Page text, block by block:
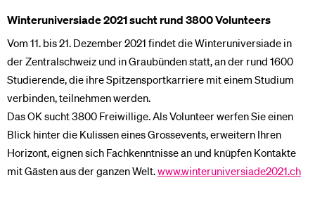
Winteruniversiade 2021 sucht rund 3800 Volunteers
Vom 11. bis 21. Dezember 2021 findet die Winteruniversiade in
der Zentralschweiz und in Graubünden statt, an der rund 1600
Studierende, die ihre Spitzensportkarriere mit einem Studium
verbinden, teilnehmen werden.
Das OK sucht 3800 Freiwillige. Als Volunteer werfen Sie einen
Blick hinter die Kulissen eines Grossevents, erweitern Ihren
Horizont, eignen sich Fachkenntnisse an und knüpfen Kontakte
mit Gästen aus der ganzen Welt.www.winteruniversiade2021.ch